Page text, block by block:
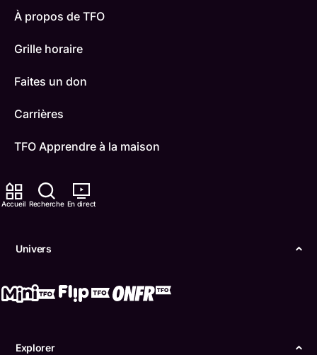
Accueil Recherche En direct
Univers
Explorer
À propos de TFO
Grille horaire
Faites un don
Carrières
TFO Apprendre à la maison
Comment nous capter
ONFR
Conditions d'utilisation